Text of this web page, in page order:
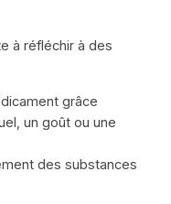
à réfléchir à des
grâce
un goût ou une
des substances